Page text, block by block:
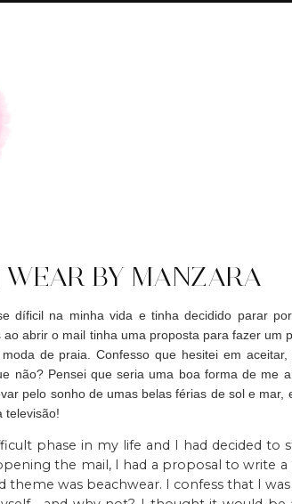
BY MANZARA
díficil na minha vida e tinha decidido parar
abrir o mail tinha uma proposta para fazer um
de praia. Confesso que hesitei em
não? Pensei que seria uma boa forma de me
pelo sonho de umas belas férias de sol e mar,
televisão!
phase in my life and I had decided to
the mail, I had a proposal to write
theme was beachwear. I confess that I